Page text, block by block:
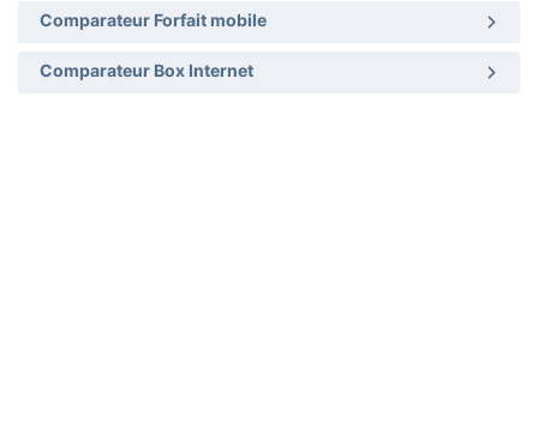
Comparateur Forfait mobile
Comparateur Box Internet